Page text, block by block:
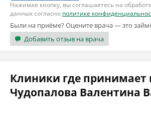
Нажимая кнопку, вы соглашаетесь на
данных согласно политике
Были на приёме? Оцените врача — это
Добавить отзыв на врача
Клиники где принимает
Чудопалова Валентина